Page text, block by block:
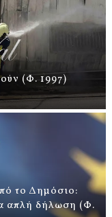
(Φ. 1997)
το Δημόσιο:
απλή δήλωση (Φ.